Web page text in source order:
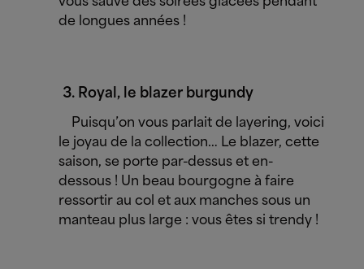
de longues années !
Royal, le blazer burgundy
Puisqu’on vous parlait de layering, voici
le joyau de la collection… Le blazer, cette
saison, se porte par-dessus et en-
dessous ! Un beau bourgogne à faire
ressortir au col et aux manches sous un
manteau plus large : vous êtes si trendy !